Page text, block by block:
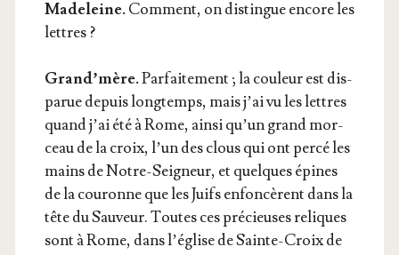
Made­leine.Com­ment, on dis­tingue encore les
lettres ?
Grand’mère.Par­fai­te­ment ; la cou­leur est dis­
pa­rue depuis long­temps, mais j’ai vu les lettres
quand j’ai été à Rome, ain­si qu’un grand mor­
ceau de la croix, l’un des clous qui ont per­cé les
mains de Notre-Sei­gneur, et quelques épines
de la cou­ronne que les Juifs enfon­cèrent dans la
tête du Sau­veur. Toutes ces pré­cieuses reliques
sont à Rome, dans l’église de Sainte-Croix de